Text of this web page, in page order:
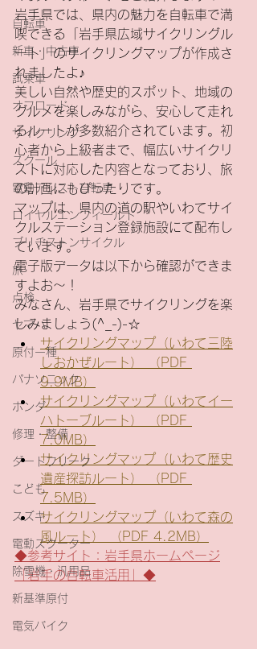
自転車
新車・中古車
試乗車
オフロード
サイクリング
スクール
電動アシスト自転車
ロイヤルエンフィールド
ブリヂストンサイクル
旅
点検
ヤマハ
原付一種
パナソニック
ホンダ
修理・整備
ダートフリーク
こども
スズキ
電動スクーター
除雪機・汎用品
新基準原付
電気バイク
岩手県では、県内の魅力を自転車で満
喫できる「岩手県広域サイクリングル
ート」のサイクリングマップが作成さ
れましたよ♪
美しい自然や歴史的スポット、地域の
グルメを楽しみながら、安心して走れ
るルートが多数紹介されています。初
心者から上級者まで、幅広いサイクリ
ストに対応した内容となっており、旅
の計画にもぴったりです。
マップは、県内の道の駅やいわてサイ
クルステーション登録施設にて配布し
ています。
電子版データは以下から確認ができま
すよお～！
みなさん、岩手県でサイクリングを楽
しみましょう(^_-)-☆
サイクリングマップ（いわて三陸
しおかぜルート） （PDF
9.9MB）
サイクリングマップ（いわてイー
ハトーブルート） （PDF
7.0MB）
サイクリングマップ（いわて歴史
遺産探訪ルート） （PDF
7.5MB）
サイクリングマップ（いわて森の
風ルート） （PDF 4.2MB）
◆参考サイト：岩手県ホームページ
「岩手の自転車活用」◆